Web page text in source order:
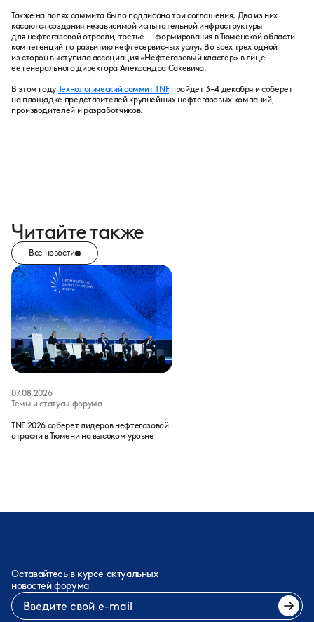
Также на полях саммита было подписано три соглашения. Два из них
касаются создания независимой испытательной инфраструктуры
для нефтегазовой отрасли, третье — формирования в Тюменской области
компетенций по развитию нефтесервисных услуг. Во всех трех одной
из сторон выступила ассоциация «Нефтегазовый кластер» в лице
ее генерального директора Александра Сакевича.
В этом году Технологический саммит TNFпройдет 3–4 декабря и соберет
на площадке представителей крупнейших нефтегазовых компаний,
производителей и разработчиков.
Читайте также
Все новости
07.08.2026
Темы и статусы форума
TNF 2026 соберёт лидеров нефтегазовой
отрасли в Тюмени на высоком уровне
Оставайтесь в курсе актуальных
новостей форума